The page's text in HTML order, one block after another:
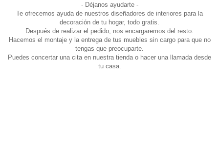
- Déjanos ayudarte -
Te ofrecemos ayuda de nuestros diseñadores de interiores para la
decoración de tu hogar, todo gratis.
Después de realizar el pedido, nos encargaremos del resto.
Hacemos el montaje y la entrega de tus muebles sin cargo para que no
tengas que preocuparte.
Puedes concertar una cita en nuestra tienda o hacer una llamada desde
tu casa.